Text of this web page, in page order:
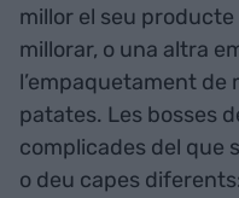
millor el seu
millorar, o una altra
l’empaquetament de
patates. Les bosses
complicades del que
o deu capes